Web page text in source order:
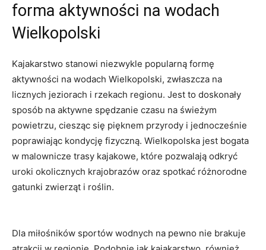
forma aktywności na wodach
Wielkopolski
Kajakarstwo stanowi niezwykle popularną formę
aktywności na wodach Wielkopolski, zwłaszcza na
licznych jeziorach i rzekach regionu. Jest to doskonały
sposób na aktywne spędzanie czasu na świeżym
powietrzu, ciesząc się pięknem przyrody i jednocześnie
poprawiając kondycję fizyczną. Wielkopolska jest bogata
w malownicze trasy kajakowe, które pozwalają odkryć
uroki okolicznych krajobrazów oraz spotkać różnorodne
gatunki zwierząt i roślin.
Dla miłośników sportów wodnych na pewno nie brakuje